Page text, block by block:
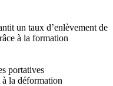
un taux d’enlèvement de
à la formation
portatives
la déformation